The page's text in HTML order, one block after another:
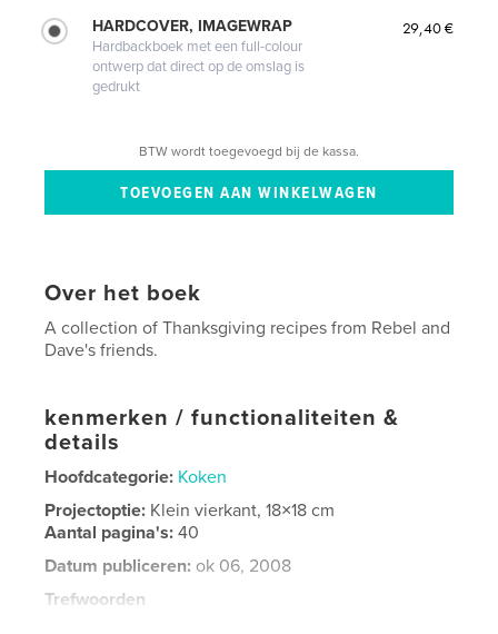
HARDCOVER, IMAGEWRAP
Hardbackboek met een full-colour
ontwerp dat direct op de omslag is
gedrukt
29,40 €
BTW wordt toegevoegd bij de kassa.
Over het boek
A collection of Thanksgiving recipes from Rebel and
Dave's friends.
kenmerken / functionaliteiten &
details
Hoofdcategorie: Koken
Projectoptie: Klein vierkant, 18×18 cm
Aantal pagina's:40
Datum publiceren: ok 06, 2008
Trefwoorden